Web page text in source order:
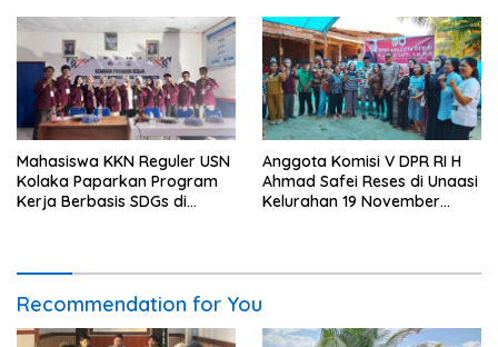
Premanisme Industrial
Mahasiswa KKN Reguler USN
Kolaka Paparkan Program
Kerja Berbasis SDGs di
Anggota Komisi V DPR RI H
Ahmad Safei Reses di Unaasi
Kelurahan 19 November
Recommendation for You